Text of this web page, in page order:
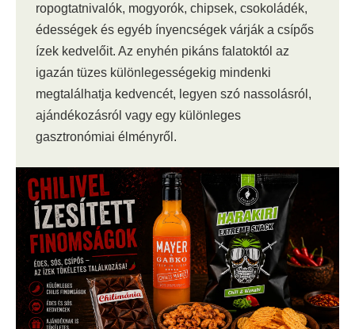
ropogtatnivalók, mogyorók, chipsek, csokoládék,
édességek és egyéb ínyencségek várják a csípős
ízek kedvelőit. Az enyhén pikáns falatoktól az
igazán tüzes különlegességekig mindenki
megtalálhatja kedvencét, legyen szó nassolásról,
ajándékozásról vagy egy különleges
gasztronómiai élményről.